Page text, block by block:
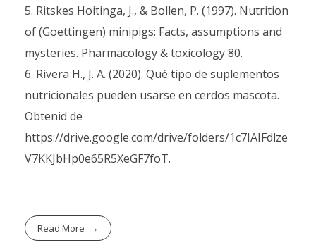
Ritskes Hoitinga, J., & Bollen, P. (1997). Nutrition
of (Goettingen) minipigs: Facts, assumptions and
mysteries. Pharmacology & toxicology 80.
Rivera H., J. A. (2020). Qué tipo de suplementos
nutricionales pueden usarse en cerdos mascota.
Obtenid de
https://drive.google.com/drive/folders/1c7IAIFdlze
V7KKJbHp0e65R5XeGF7foT.
Read More